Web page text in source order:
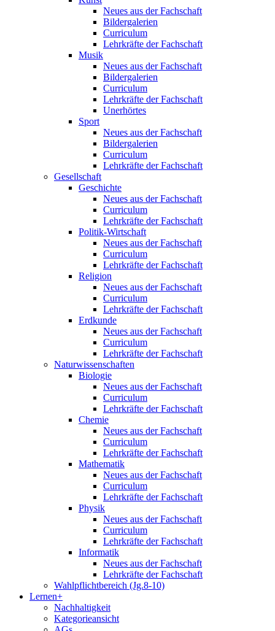
Neues aus der Fachschaft
Bildergalerien
Curriculum
Lehrkräfte der Fachschaft
Musik
Neues aus der Fachschaft
Bildergalerien
Curriculum
Lehrkräfte der Fachschaft
Unerhörtes
Sport
Neues aus der Fachschaft
Bildergalerien
Curriculum
Lehrkräfte der Fachschaft
Gesellschaft
Geschichte
Neues aus der Fachschaft
Curriculum
Lehrkräfte der Fachschaft
Politik-Wirtschaft
Neues aus der Fachschaft
Curriculum
Lehrkräfte der Fachschaft
Religion
Neues aus der Fachschaft
Curriculum
Lehrkräfte der Fachschaft
Erdkunde
Neues aus der Fachschaft
Curriculum
Lehrkräfte der Fachschaft
Naturwissenschaften
Biologie
Neues aus der Fachschaft
Curriculum
Lehrkräfte der Fachschaft
Chemie
Neues aus der Fachschaft
Curriculum
Lehrkräfte der Fachschaft
Mathematik
Neues aus der Fachschaft
Curriculum
Lehrkräfte der Fachschaft
Physik
Neues aus der Fachschaft
Curriculum
Lehrkräfte der Fachschaft
Informatik
Neues aus der Fachschaft
Lehrkräfte der Fachschaft
Wahlpflichtbereich (Jg.8-10)
Lernen+
Nachhaltigkeit
Kategorieansicht